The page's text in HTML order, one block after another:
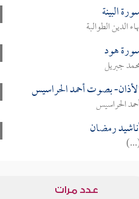
البينة
الدين الطوالبة
هود
جبريل
بصوت أحمد الحراسيس
الحراسيس
رمضان
عدد مرات